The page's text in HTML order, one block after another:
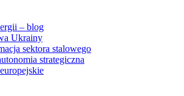
– blog
Ukrainy
sektora stalowego
strategiczna